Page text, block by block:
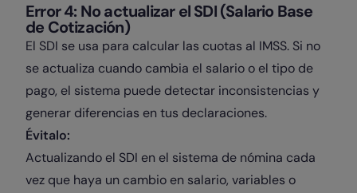
Error 4: No actualizar el SDI (Salario Base
de Cotización)
El SDI se usa para calcular las cuotas al IMSS. Si no
se actualiza cuando cambia el salario o el tipo de
pago, el sistema puede detectar inconsistencias y
generar diferencias en tus declaraciones.
Évitalo:
Actualizando el SDI en el sistema de nómina cada
vez que haya un cambio en salario, variables o